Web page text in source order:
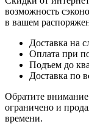
возможность
в вашем
Доставка на
Оплата при
Подъем до
Доставка по
Обратите
ограничено и
времени.